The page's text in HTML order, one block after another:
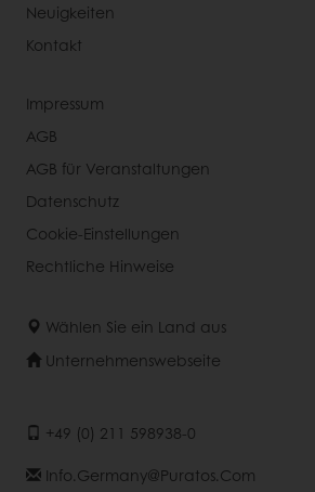
Neuigkeiten
Kontakt
Impressum
AGB
AGB für Veranstaltungen
Datenschutz
Cookie-Einstellungen
Rechtliche Hinweise
Wählen Sie ein Land aus
Unternehmenswebseite
+49 (0) 211 598938-0
Info.germany@puratos.com